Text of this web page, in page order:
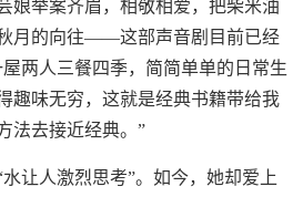
娘举案齐眉，相敬相爱，把柴米油
月的向往——这部声音剧目前已经
两人三餐四季，简简单单的日常生
趣味无穷，这就是经典书籍带给我
法去接近经典。”
让人激烈思考”。如今，她却爱上